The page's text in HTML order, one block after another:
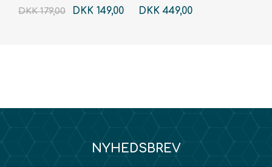
DKK 179,00 DKK 149,00
DKK 449,00
NYHEDSBREV